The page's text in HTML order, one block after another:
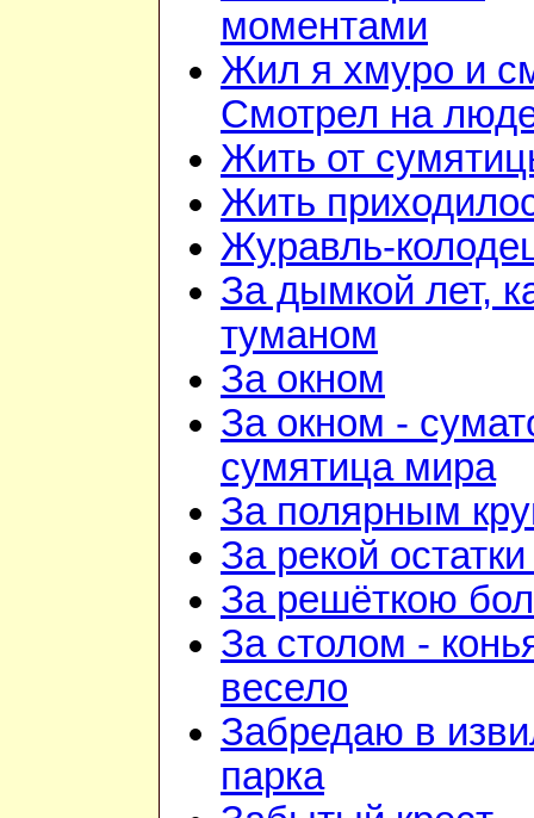
моментами
Жил я хмуро и
Смотрел на
Жить от
Жить
Журавль-
За дымкой лет,
туманом
За окном
За окном -
сумятица мира
За полярным
За рекой
За решёткою
За столом -
весело
Забредаю в
парка